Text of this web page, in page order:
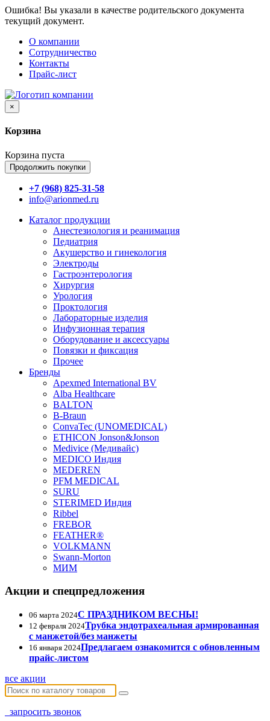
Ошибка! Вы указали в качестве родительского документа
текущий документ.
О компании
Сотрудничество
Контакты
Прайс-лист
×
Корзина
Корзина пуста
Продолжить покупки
+7 (968) 825-31-58
info@arionmed.ru
Каталог продукции
Анестезиология и реанимация
Педиатрия
Акушерство и гинекология
Электроды
Гастроэнтерология
Хирургия
Урология
Проктология
Лабораторные изделия
Инфузионная терапия
Оборудование и аксессуары
Повязки и фиксация
Прочее
Бренды
Apexmed International BV
Alba Healthcare
BALTON
B-Braun
ConvaTec (UNOMEDICAL)
ETHICON Jonson&Jonson
Medivice (Медивайс)
MEDICO Индия
MEDEREN
PFM MEDICAL
SURU
STERIMED Индия
Ribbel
FREBOR
FEATHER®
VOLKMANN
Swann-Morton
МИМ
Акции и спецпредложения
06 марта 2024С ПРАЗДНИКОМ ВЕСНЫ!
12 февраля 2024Трубка эндотрахеальная армированная
с манжетой/без манжеты
16 января 2024Предлагаем ознакомится с обновленным
прайс-листом
все акции
запросить звонок